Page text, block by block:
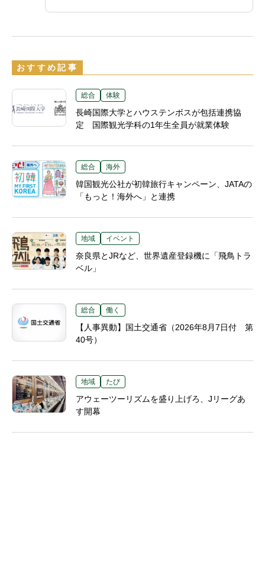
おすすめ記事
総合 体験
長崎国際大学とハウステンボスが包括連携協
定 国際観光学科の1年生全員が就業体験
総合 海外
韓国観光公社が初韓旅行キャンペーン、JATAの
「もっと！海外へ」と連携
地域 イベント
奈良県とJRなど、世界遺産登録機に「飛鳥トラ
ベル」
総合 働く
【人事異動】国土交通省（2026年8月7日付 第
40号）
地域 たび
アウェーツーリズムを盛り上げろ、Jリーグあ
す開幕